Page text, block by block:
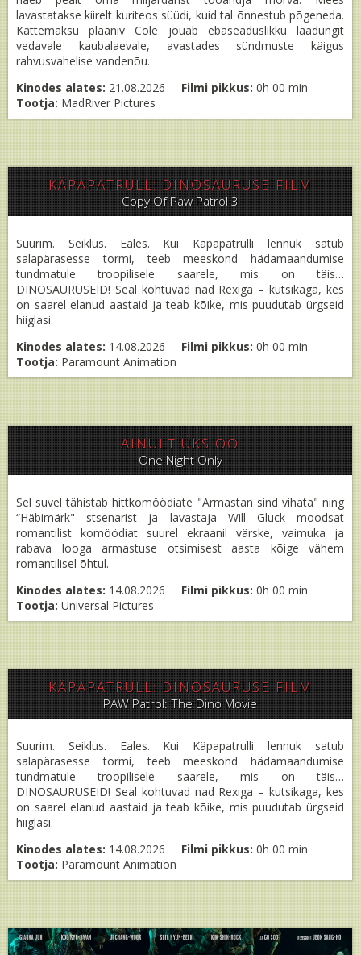
lavastatakse kiirelt kuriteos süüdi, kuid tal õnnestub põgeneda.
Kättemaksu plaaniv Cole jõuab ebaseaduslikku laadungit
vedavale kaubalaevale, avastades sündmuste käigus
rahvusvahelise vandenõu.
Kinodes alates: 21.08.2026 Filmi pikkus: 0h 00 min
Tootja: MadRiver Pictures
KÄPAPATRULL: DINOSAURUSE FILM
Copy Of Paw Patrol 3
Suurim. Seiklus. Eales. Kui Käpapatrulli lennuk satub
salapärasesse tormi, teeb meeskond hädamaandumise
tundmatule troopilisele saarele, mis on täis…
DINOSAURUSEID! Seal kohtuvad nad Rexiga – kutsikaga, kes
on saarel elanud aastaid ja teab kõike, mis puudutab ürgseid
hiiglasi.
Kinodes alates: 14.08.2026 Filmi pikkus: 0h 00 min
Tootja: Paramount Animation
AINULT ÜKS ÖÖ
One Night Only
Sel suvel tähistab hittkomöödiate "Armastan sind vihata" ning
“Häbimärk" stsenarist ja lavastaja Will Gluck moodsat
romantilist komöödiat suurel ekraanil värske, vaimuka ja
rabava looga armastuse otsimisest aasta kõige vähem
romantilisel õhtul.
Kinodes alates: 14.08.2026 Filmi pikkus: 0h 00 min
Tootja: Universal Pictures
KÄPAPATRULL: DINOSAURUSE FILM
PAW Patrol: The Dino Movie
Suurim. Seiklus. Eales. Kui Käpapatrulli lennuk satub
salapärasesse tormi, teeb meeskond hädamaandumise
tundmatule troopilisele saarele, mis on täis…
DINOSAURUSEID! Seal kohtuvad nad Rexiga – kutsikaga, kes
on saarel elanud aastaid ja teab kõike, mis puudutab ürgseid
hiiglasi.
Kinodes alates: 14.08.2026 Filmi pikkus: 0h 00 min
Tootja: Paramount Animation